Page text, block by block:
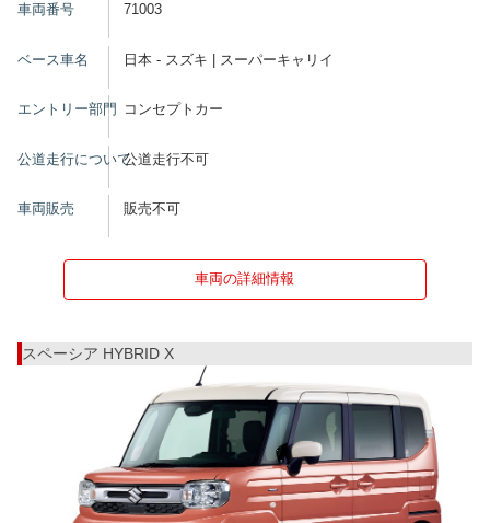
車両番号 71003
ベース車名 日本 - スズキ | スーパーキャリイ
エントリー部門 コンセプトカー
公道走行について公道走行不可
車両販売 販売不可
車両の詳細情報
スペーシア HYBRID X